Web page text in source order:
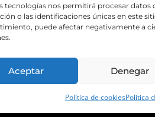
tecnologías nos permitirá procesar
o las identificaciones únicas en este
puede afectar negativamente a
Aceptar Denegar
Política de cookiesPolítica